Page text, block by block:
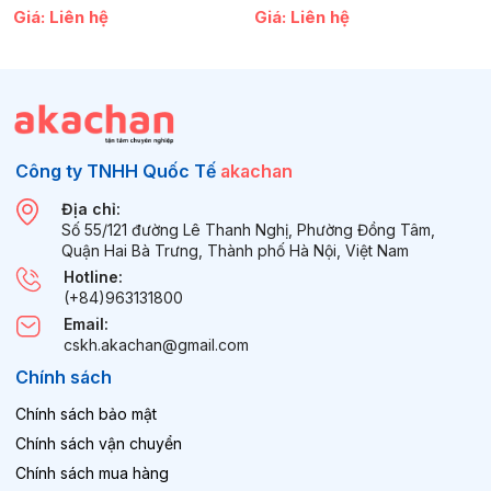
Giá: Liên hệ Giá: Liên hệ
Công ty TNHH Quốc Tế akachan
Địa chỉ:
Số 55/121 đường Lê Thanh Nghị, Phường Đồng Tâm,
Quận Hai Bà Trưng, Thành phố Hà Nội, Việt Nam
Hotline:
(+84)963131800
Email:
cskh.akachan@gmail.com
Chính sách
Chính sách bảo mật
Chính sách vận chuyển
Chính sách mua hàng